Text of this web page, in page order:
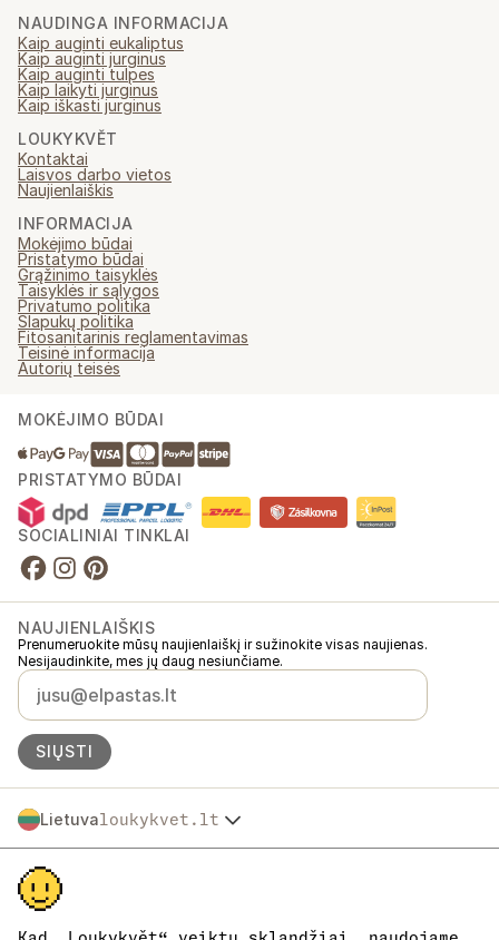
NAUDINGA INFORMACIJA
Kaip auginti eukaliptus
Kaip auginti jurginus
Kaip auginti tulpes
Kaip laikyti jurginus
Kaip iškasti jurginus
LOUKYKVĚT
Kontaktai
Laisvos darbo vietos
Naujienlaiškis
INFORMACIJA
Mokėjimo būdai
Pristatymo būdai
Grąžinimo taisyklės
Taisyklės ir sąlygos
Privatumo politika
Slapukų politika
Fitosanitarinis reglamentavimas
Teisinė informacija
Autorių teisės
MOKĖJIMO BŪDAI
PRISTATYMO BŪDAI
SOCIALINIAI TINKLAI
NAUJIENLAIŠKIS
Prenumeruokite mūsų naujienlaiškį ir sužinokite visas naujienas.
Nesijaudinkite, mes jų daug nesiunčiame.
SIŲSTI
Lietuvaloukykvet.lt
Česko
Slovensko
Polska
Österreich
Deutschland
Loukykvět s.r.o. yra registruota Prahos miesto teismo komerciniame
registre, C skyrius, byla 268616.
EKF00180493.